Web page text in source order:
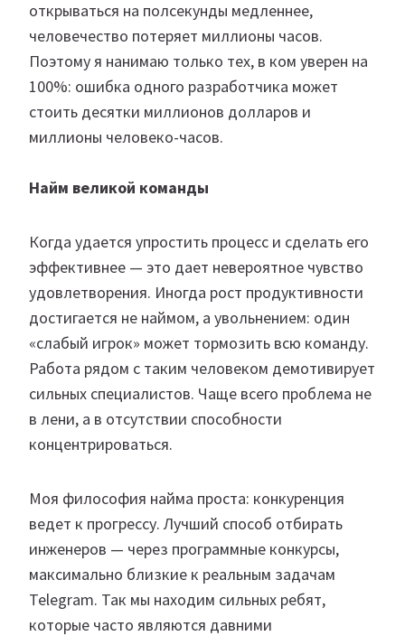
открываться на полсекунды медленнее,
человечество потеряет миллионы часов.
Поэтому я нанимаю только тех, в ком уверен на
100%: ошибка одного разработчика может
стоить десятки миллионов долларов и
миллионы человеко-часов.
Найм великой команды
Когда удается упростить процесс и сделать его
эффективнее — это дает невероятное чувство
удовлетворения. Иногда рост продуктивности
достигается не наймом, а увольнением: один
«слабый игрок» может тормозить всю команду.
Работа рядом с таким человеком демотивирует
сильных специалистов. Чаще всего проблема не
в лени, а в отсутствии способности
концентрироваться.
Моя философия найма проста: конкуренция
ведет к прогрессу. Лучший способ отбирать
инженеров — через программные конкурсы,
максимально близкие к реальным задачам
Telegram. Так мы находим сильных ребят,
которые часто являются давними